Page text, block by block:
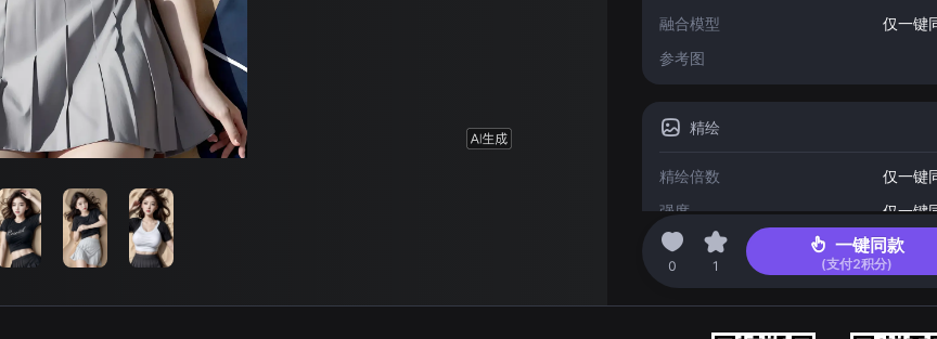
融合模型
仅一键
参考图
精绘
精绘倍数
仅一键
强度
仅一键
编辑于 2023-09-09 11:23
0 1
一键同款
(支付2积分)